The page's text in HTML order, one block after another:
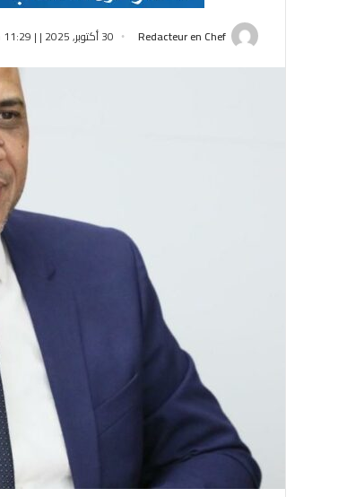
Redacteur en Chef 30 أكتوبر, 2025 | | 11:29 م